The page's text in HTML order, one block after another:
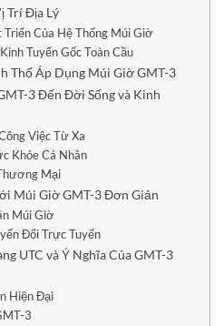
Trí Địa Lý
Triển Của Hệ Thống Múi Giờ
Tuyến Gốc Toàn Cầu
Thổ Áp Dụng Múi Giờ GMT-3
3 Đến Đời Sống và Kinh
Việc Từ Xa
Khỏe Cá Nhân
Mại
Múi Giờ GMT-3 Đơn Giản
Múi Giờ
Đổi Trực Tuyến
UTC và Ý Nghĩa Của GMT-3
Hiện Đại
3